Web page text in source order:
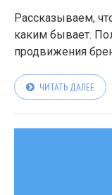
Рассказываем,
каким бывает.
продвижения
ЧИТАТЬ ДАЛЕЕ